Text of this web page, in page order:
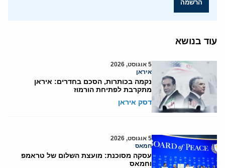
הרשמה
עוד בנושא
5 אוגוסט, 2026
איראן
נקמה בכותרות, הסכם בחדרים: איראן
מתקרבת לפתיחת הורמוז
דסק איראן
5 אוגוסט, 2026
חמאס
עסקה מסוכנת: מועצת השלום של טראמפ
וחמאס